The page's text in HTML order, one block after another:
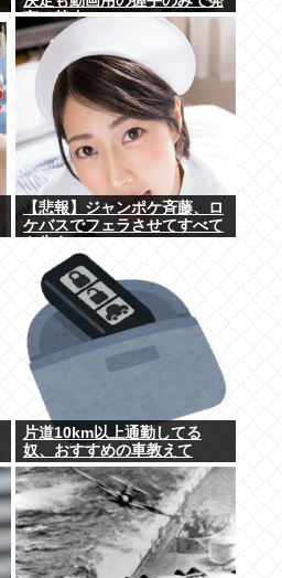
言は禁止www
【悲報】ジャンポケ斉藤、ロ
ケバスでフェラさせてすべて
片道10km以上通勤してる
奴、おすすめの車教えて